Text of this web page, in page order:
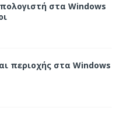
στα Windows
περιοχής στα Windows